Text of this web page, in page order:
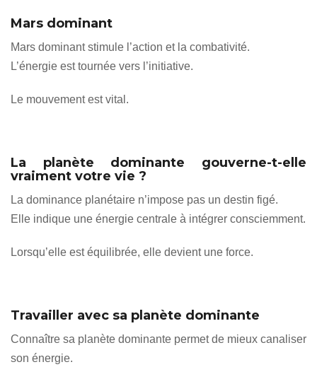
Mars dominant
Mars dominant stimule l’action et la combativité.
L’énergie est tournée vers l’initiative.
Le mouvement est vital.
La planète dominante gouverne-t-elle
vraiment votre vie ?
La dominance planétaire n’impose pas un destin figé.
Elle indique une énergie centrale à intégrer consciemment.
Lorsqu’elle est équilibrée, elle devient une force.
Travailler avec sa planète dominante
Connaître sa planète dominante permet de mieux canaliser
son énergie.